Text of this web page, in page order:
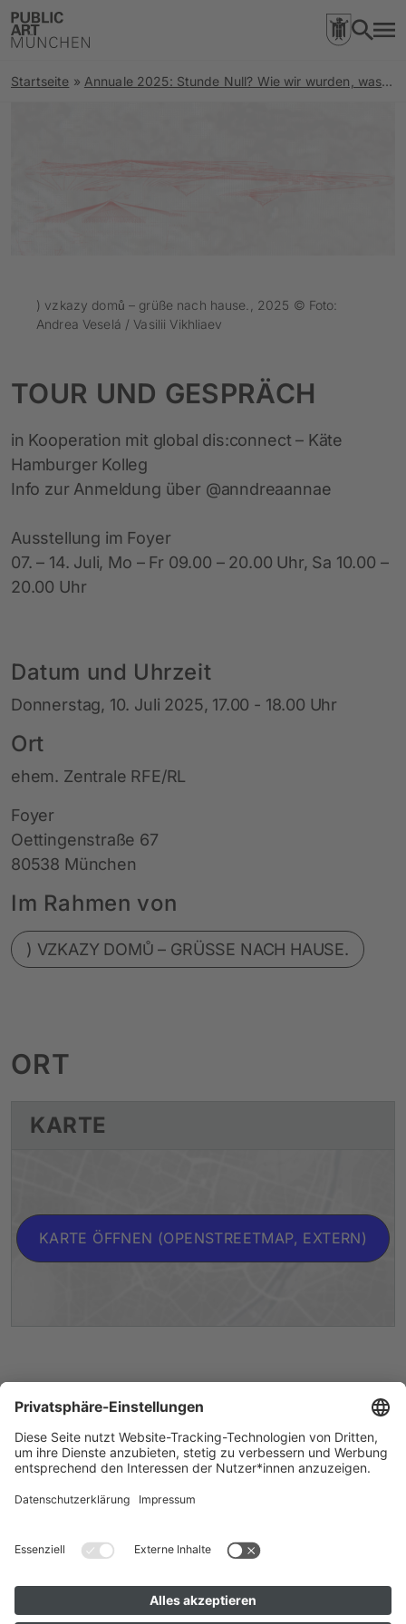
Startseite » Annuale 2025: Stunde Null? Wie wir wurden, was wir sind.
) vzkazy domů – grüße nach hause., 2025 © Foto:
Andrea Veselá / Vasilii Vikhliaev
TOUR UND GESPRÄCH
in Kooperation mit global dis:connect – Käte
Hamburger Kolleg
Info zur Anmeldung über @anndreaannae
Ausstellung im Foyer
07. – 14. Juli, Mo – Fr 09.00 – 20.00 Uhr, Sa 10.00 –
20.00 Uhr
Datum und Uhrzeit
Donnerstag, 10. Juli 2025, 17.00 - 18.00 Uhr
Ort
ehem. Zentrale RFE/RL
Foyer
Oettingenstraße 67
80538 München
Im Rahmen von
) VZKAZY DOMŮ – GRÜSSE NACH HAUSE.
ORT
KARTE
KARTE ÖFFNEN (OPENSTREETMAP, EXTERN)
Künstler*innen A–Z
Instagram
Barrierefreiheit
Datenschutz
Impressum